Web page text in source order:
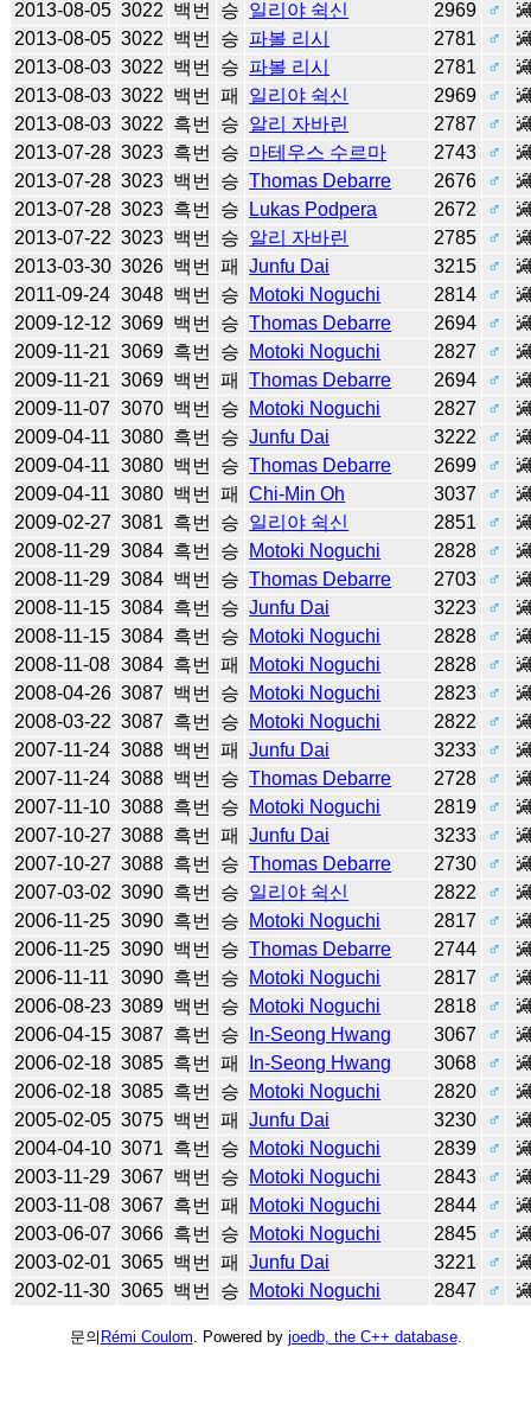
2013-08-05 3022 백번 승 일리야 쉭신 2969
♂
2013-08-05 3022 백번 승 파볼 리시 2781
♂
2013-08-03 3022 백번 승 파볼 리시 2781
♂
2013-08-03 3022 백번 패 일리야 쉭신 2969
♂
2013-08-03 3022 흑번 승 알리 자바린 2787
♂
2013-07-28 3023 흑번 승 마테우스 수르마 2743
♂
2013-07-28 3023 백번 승 Thomas Debarre 2676
♂
2013-07-28 3023 흑번 승 Lukas Podpera 2672
♂
2013-07-22 3023 백번 승 알리 자바린 2785
♂
2013-03-30 3026 백번 패 Junfu Dai 3215
♂
2011-09-24 3048 백번 승 Motoki Noguchi 2814
♂
2009-12-12 3069 백번 승 Thomas Debarre 2694
♂
2009-11-21 3069 흑번 승 Motoki Noguchi 2827
♂
2009-11-21 3069 백번 패 Thomas Debarre 2694
♂
2009-11-07 3070 백번 승 Motoki Noguchi 2827
♂
2009-04-11 3080 흑번 승 Junfu Dai 3222
♂
2009-04-11 3080 백번 승 Thomas Debarre 2699
♂
2009-04-11 3080 백번 패 Chi-Min Oh 3037
♂
2009-02-27 3081 흑번 승 일리야 쉭신 2851
♂
2008-11-29 3084 흑번 승 Motoki Noguchi 2828
♂
2008-11-29 3084 백번 승 Thomas Debarre 2703
♂
2008-11-15 3084 흑번 승 Junfu Dai 3223
♂
2008-11-15 3084 흑번 승 Motoki Noguchi 2828
♂
2008-11-08 3084 흑번 패 Motoki Noguchi 2828
♂
2008-04-26 3087 백번 승 Motoki Noguchi 2823
♂
2008-03-22 3087 흑번 승 Motoki Noguchi 2822
♂
2007-11-24 3088 백번 패 Junfu Dai 3233
♂
2007-11-24 3088 백번 승 Thomas Debarre 2728
♂
2007-11-10 3088 흑번 승 Motoki Noguchi 2819
♂
2007-10-27 3088 흑번 패 Junfu Dai 3233
♂
2007-10-27 3088 흑번 승 Thomas Debarre 2730
♂
2007-03-02 3090 흑번 승 일리야 쉭신 2822
♂
2006-11-25 3090 흑번 승 Motoki Noguchi 2817
♂
2006-11-25 3090 백번 승 Thomas Debarre 2744
♂
2006-11-11
3090 흑번 승 Motoki Noguchi 2817
♂
2006-08-23 3089 백번 승 Motoki Noguchi 2818
♂
2006-04-15 3087 흑번 승 In-Seong Hwang 3067
♂
2006-02-18 3085 흑번 패 In-Seong Hwang 3068
♂
2006-02-18 3085 흑번 승 Motoki Noguchi 2820
♂
2005-02-05 3075 백번 패 Junfu Dai 3230
♂
2004-04-10 3071 흑번 승 Motoki Noguchi 2839
♂
2003-11-29 3067 백번 승 Motoki Noguchi 2843
♂
2003-11-08 3067 흑번 패 Motoki Noguchi 2844
♂
2003-06-07 3066 흑번 승 Motoki Noguchi 2845
♂
2003-02-01 3065 백번 패 Junfu Dai 3221
♂
2002-11-30 3065 백번 승 Motoki Noguchi 2847 ♂
문의 Rémi Coulom . Powered by joedb, the C++ database.